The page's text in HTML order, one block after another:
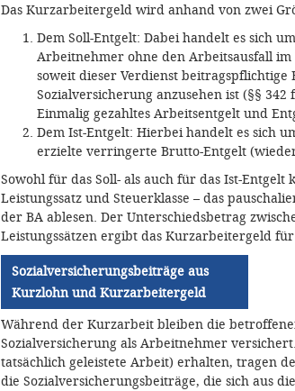
Das Kurzarbeitergeld wird anhand von zwei
Dem Soll-Entgelt: Dabei handelt es sich
Arbeitnehmer ohne den Arbeitsausfall
soweit dieser Verdienst
Sozialversicherung anzusehen ist (§§ 342
Einmalig gezahltes Arbeitsentgelt und
Dem Ist-Entgelt: Hierbei handelt es sich
erzielte verringerte Brutto-Entgelt
Sowohl für das Soll- als auch für das Ist-
Leistungssatz und Steuerklasse – das
der BA ablesen. Der Unterschiedsbetrag
Leistungssätzen ergibt das Kurzarbeitergeld
Sozialversicherungsbeiträge aus
Kurzlohn und Kurzarbeitergeld
Während der Kurzarbeit bleiben die
Sozialversicherung als Arbeitnehmer
tatsächlich geleistete Arbeit) erhalten, tragen
die Sozialversicherungsbeiträge, die sich aus